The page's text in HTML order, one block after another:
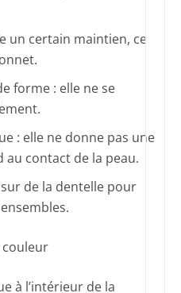
un certain maintien, ce
forme : elle ne se
: elle ne donne pas une
contact de la peau.
de la dentelle pour
couleur
à l’intérieur de la